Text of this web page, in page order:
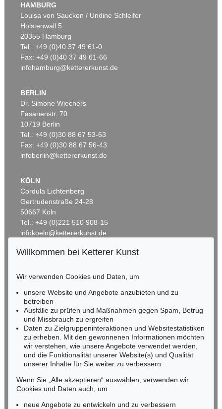
Ergebnis:€ 1.945.000
Auktion 550 - Lot 41
K. SCHMIDT-ROTTLUFF
Junger Wald und Sonne, 1920
Ergebnis:€ 1.076.500
Auktion 540 - Lot 44
Ergebnis:€ 762.000
Auktion 406 - Lot 55
Anlegeplatz am Fluss (Maasholm an der Schlei) , 1956
HAMBURG
Louisa von Saucken / Undine Schleifer
Holstenwall 5
20355 Hamburg
Tel.: +49 (0)40 37 49 61-0
Fax: +49 (0)40 37 49 61-66
infohamburg@kettererkunst.de
BERLIN
Dr. Simone Wiechers
Fasanenstr. 70
10719 Berlin
Tel.: +49 (0)30 88 67 53-63
Fax: +49 (0)30 88 67 56-43
infoberlin@kettererkunst.de
KÖLN
Cordula Lichtenberg
Gertrudenstraße 24-28
50667 Köln
Tel.: +49 (0)221 510 908-15
infokoeln@kettererkunst.de
RHEINLAND-PFALZ
Miriam Heß
Tel.: +49 (0)62 21 58 80-038
Fax: +49 (0)62 21 58 80-595
infoheidelberg@kettererkunst.de
NORDDEUTSCHLAND
Nico Kassel, M.A.
Tel.: +49 (0)89 55244-164
Mobil: +49 (0)171 8618661
n.kassel@kettererkunst.de
Willkommen bei Ketterer Kunst
Wir verwenden Cookies und Daten, um
unsere Website und Angebote anzubieten und zu
betreiben
Ausfälle zu prüfen und Maßnahmen gegen Spam, Betrug
und Missbrauch zu ergreifen
Daten zu Zielgruppeninteraktionen und Websitestatistiken
zu erheben. Mit den gewonnenen Informationen möchten
wir verstehen, wie unsere Angebote verwendet werden,
und die Funktionalität unserer Website(s) und Qualität
unserer Inhalte für Sie weiter zu verbessern.
Wenn Sie „Alle akzeptieren“ auswählen, verwenden wir
Cookies und Daten auch, um
neue Angebote zu entwickeln und zu verbessern